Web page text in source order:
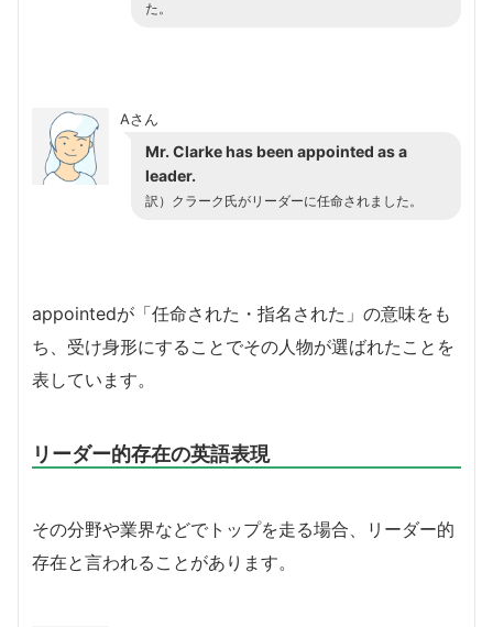
た。
Aさん
Mr. Clarke has been appointed as a
leader.
訳）クラーク氏がリーダーに任命されました。
appointedが「任命された・指名された」の意味をも
ち、受け身形にすることでその人物が選ばれたことを
表しています。
リーダー的存在の英語表現
その分野や業界などでトップを走る場合、リーダー的
存在と言われることがあります。